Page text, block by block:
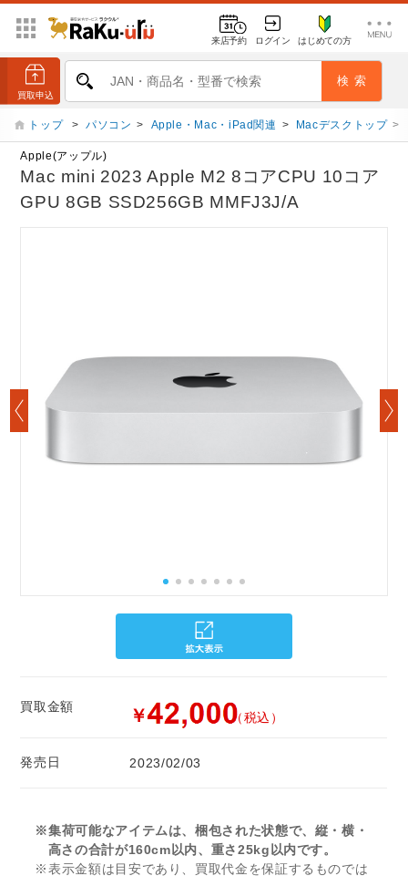
来店予約 ログイン はじめての方
トップ > パソコン > Apple・Mac・iPad関連 > Macデスクトップ >
Apple(アップル)
Mac mini 2023 Apple M2 8コアCPU 10コア
GPU 8GB SSD256GB MMFJ3J/A
買取金額 ￥ （税込）
発売日 2023/02/03
※集荷可能なアイテムは、梱包された状態で、縦・横・
高さの合計が160cm以内、重さ25kg以内です。
※表示金額は目安であり、買取代金を保証するものでは